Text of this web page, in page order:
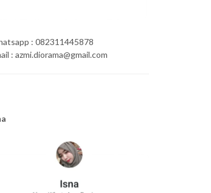
: 082311445878
: azmi.diorama@gmail.com